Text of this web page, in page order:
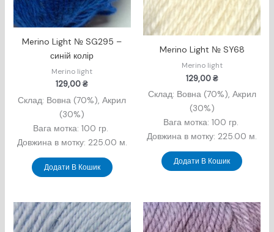
Merino Light № SG295 –
синій колір
Merino light
129,00₴
Склад: Вовна (70%), Акрил
(30%)
Вага мотка: 100 гр.
Довжина в мотку: 225.00 м.
Додати В Кошик
Merino Light № SY68
Merino light
129,00₴
Склад: Вовна (70%), Акрил
(30%)
Вага мотка: 100 гр.
Довжина в мотку: 225.00 м.
Додати В Кошик